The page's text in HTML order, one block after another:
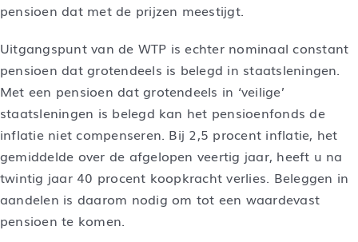
pensioen dat met de prijzen meestijgt.
Uitgangspunt van de WTP is echter nominaal constant
pensioen dat grotendeels is belegd in staatsleningen.
Met een pensioen dat grotendeels in ‘veilige’
staatsleningen is belegd kan het pensioenfonds de
inflatie niet compenseren. Bij 2,5 procent inflatie, het
gemiddelde over de afgelopen veertig jaar, heeft u na
twintig jaar 40 procent koopkracht verlies. Beleggen in
aandelen is daarom nodig om tot een waardevast
pensioen te komen.